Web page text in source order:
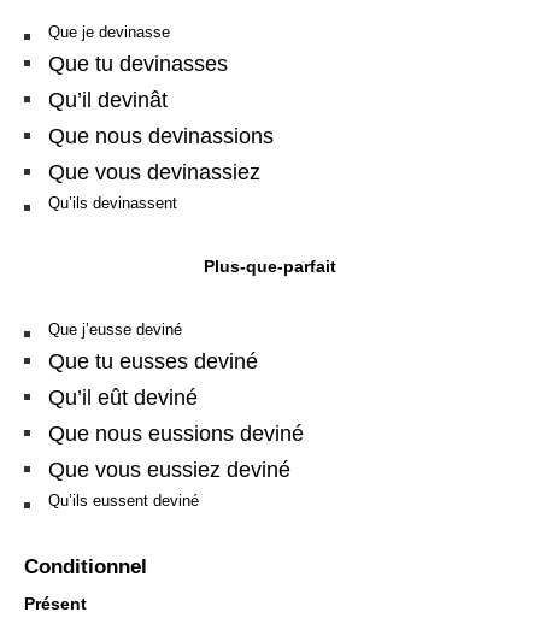
Que je devinasse
Que tu devinasses
Qu’il devinât
Que nous devinassions
Que vous devinassiez
Qu’ils devinassent
Plus-que-parfait
Que j’eusse deviné
Que tu eusses deviné
Qu’il eût deviné
Que nous eussions deviné
Que vous eussiez deviné
Qu’ils eussent deviné
Conditionnel
Présent